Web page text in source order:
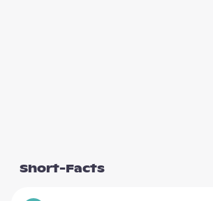
Short-Facts